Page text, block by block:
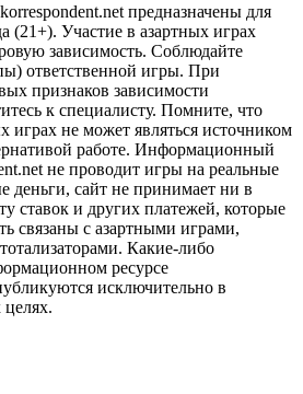
предназначены для
(21+). Участие в азартных играх
зависимость. Соблюдайте
ответственной игры. При
признаков зависимости
к специалисту. Помните, что
играх не может являться источником
работе. Информационный
не проводит игры на реальные
деньги, сайт не принимает ни в
ставок и других платежей, которые
связаны с азартными играми,
Какие-либо
ресурсе
исключительно в